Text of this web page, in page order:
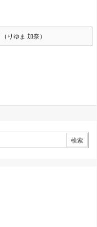
りゆま 加奈）